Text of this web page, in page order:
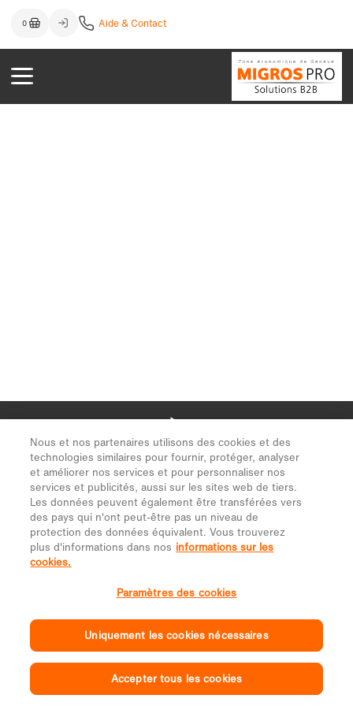
Nous et nos partenaires utilisons des cookies et des
technologies similaires pour fournir, protéger, analyser
et améliorer nos services et pour personnaliser nos
services et publicités, aussi sur les sites web de tiers.
Les données peuvent également être transférées vers
des pays qui n'ont peut-être pas un niveau de
protection des données équivalent. Vous trouverez
plus d'informations dans nos informations sur les
cookies.
Paramètres des cookies
Uniquement les cookies nécessaires
Accepter tous les cookies